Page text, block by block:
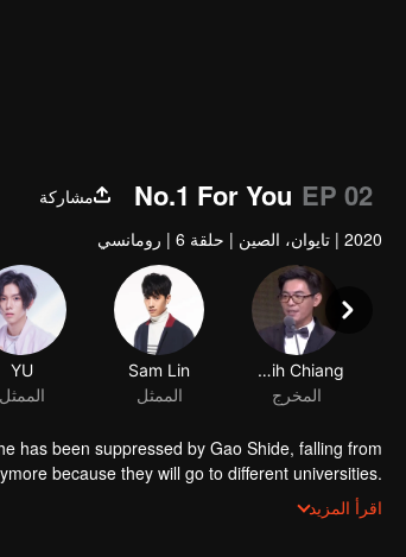
No.1 For You EP 02
مشاركة
2020
| تايوان، الصين | حلقة 6 | رومانسي
Jui-Chih Chiang
المخرج
Sam Lin
الممثل
YU
الممثل
has been suppressed by Gao Shide, falling from
because they will go to different universities.
by his favorite swimming club. Not only he fails to
worse is that the senior is seeing Gao Shide.
اقرأ المزيد